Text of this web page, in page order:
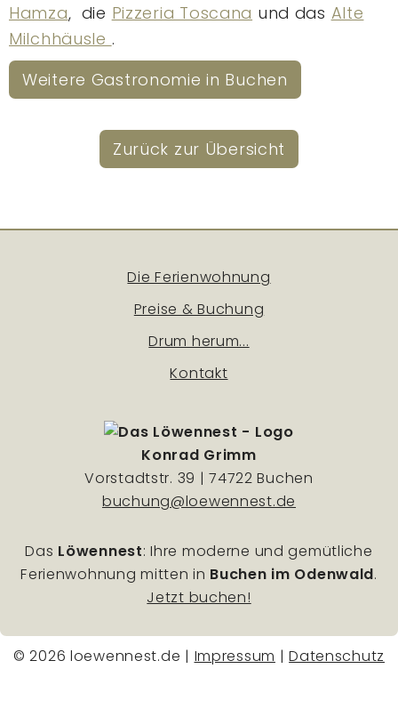
Hamza, die Pizzeria Toscana und das Alte
Milchhäusle .
Weitere Gastronomie in Buchen
Zurück zur Übersicht
Die Ferienwohnung
Preise & Buchung
Drum herum...
Kontakt
Konrad Grimm
Vorstadtstr. 39 | 74722 Buchen
buchung@loewennest.de
Das Löwennest: Ihre moderne und gemütliche
Ferienwohnung mitten in Buchen im Odenwald.
Jetzt buchen!
© 2026 loewennest.de | Impressum |Datenschutz